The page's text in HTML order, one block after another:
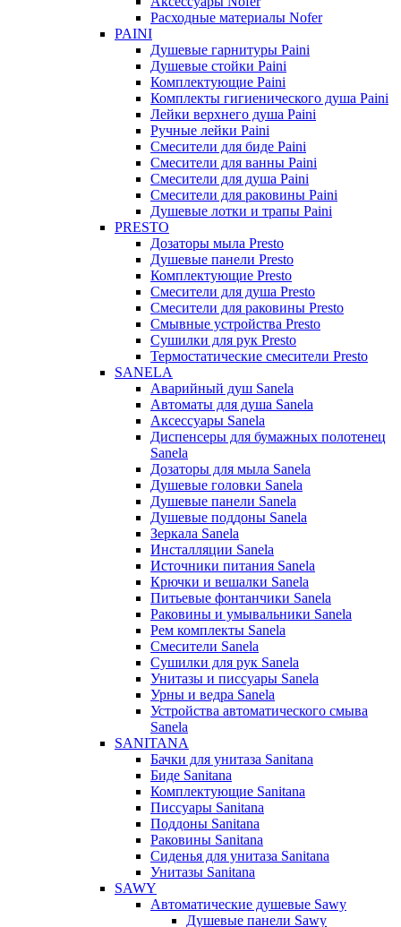
Расходные материалы Nofer
PAINI
Душевые гарнитуры Paini
Душевые стойки Paini
Комплектующие Paini
Комплекты гигиенического душа Paini
Лейки верхнего душа Paini
Ручные лейки Paini
Смесители для биде Paini
Смесители для ванны Paini
Смесители для душа Paini
Смесители для раковины Paini
Душевые лотки и трапы Paini
PRESTO
Дозаторы мыла Presto
Душевые панели Presto
Комплектующие Presto
Смесители для душа Presto
Смесители для раковины Presto
Смывные устройства Presto
Сушилки для рук Presto
Термостатические смесители Presto
SANELA
Аварийный душ Sanela
Автоматы для душа Sanela
Аксессуары Sanela
Диспенсеры для бумажных полотенец
Sanela
Дозаторы для мыла Sanela
Душевые головки Sanela
Душевые панели Sanela
Душевые поддоны Sanela
Зеркала Sanela
Инсталляции Sanela
Источники питания Sanela
Крючки и вешалки Sanela
Питьевые фонтанчики Sanela
Раковины и умывальники Sanela
Рем комплекты Sanela
Смесители Sanela
Сушилки для рук Sanela
Унитазы и писсуары Sanela
Урны и ведра Sanela
Устройства автоматического смыва
Sanela
SANITANA
Бачки для унитаза Sanitana
Биде Sanitana
Комплектующие Sanitana
Писсуары Sanitana
Поддоны Sanitana
Раковины Sanitana
Сиденья для унитаза Sanitana
Унитазы Sanitana
SAWY
Автоматические душевые Sawy
Душевые панели Sawy